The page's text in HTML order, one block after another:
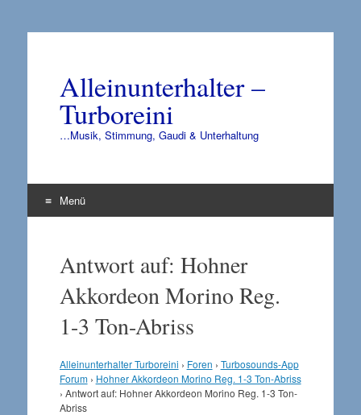
Alleinunterhalter –
Turboreini
…Musik, Stimmung, Gaudi & Unterhaltung
Menü
springenAntwort auf: Hohner
Akkordeon Morino Reg.
1-3 Ton-Abriss
Alleinunterhalter Turboreini › Foren › Turbosounds-App
Forum › Hohner Akkordeon Morino Reg. 1-3 Ton-Abriss
› Antwort auf: Hohner Akkordeon Morino Reg. 1-3 Ton-
Abriss